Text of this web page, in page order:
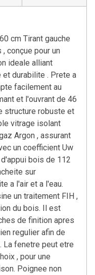
cm Tirant gauche
conçue pour un
ideale alliant
durabilite . Prete a
facilement au
et l'ouvrant de 46
structure robuste et
vitrage isolant
Argon , assurant
un coefficient Uw
bois de 112
sur
a l'air et a l'eau.
un traitement FIH ,
du bois. Il est
de finition apres
regulier afin de
La fenetre peut etre
, pour une
Poignee non